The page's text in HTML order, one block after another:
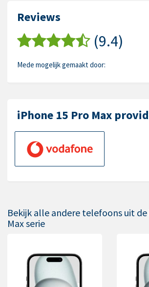
Reviews
(9.4)
Mede mogelijk gemaakt door:
iPhone 15 Pro Max
Bekijk alle andere telefoons uit de
Max serie